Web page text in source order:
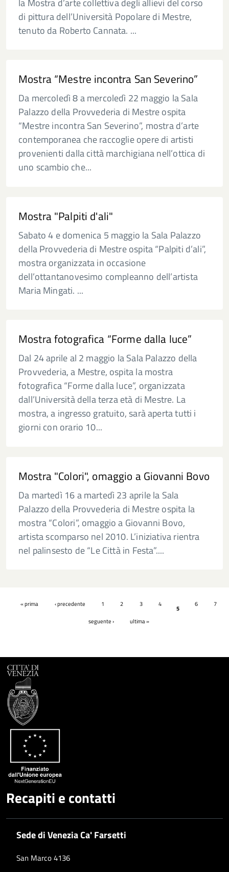
di pittura dell’Università Popolare di Mestre,
tenuto da Roberto Cannata. ...
Mostra “Mestre incontra San Severino”
Da mercoledì 8 a mercoledì 22 maggio la Sala
Palazzo della Provvederia di Mestre ospita
“Mestre incontra San Severino”, mostra d’arte
contemporanea che raccoglie opere di artisti
provenienti dalla città marchigiana nell’ottica di
uno scambio che...
Mostra "Palpiti d'ali"
Sabato 4 e domenica 5 maggio la Sala Palazzo
della Provvederia di Mestre ospita “Palpiti d’ali”,
mostra organizzata in occasione
dell’ottantanovesimo compleanno dell’artista
Maria Mingati. ...
Mostra fotografica “Forme dalla luce”
Dal 24 aprile al 2 maggio la Sala Palazzo della
Provvederia, a Mestre, ospita la mostra
fotografica “Forme dalla luce”, organizzata
dall’Università della terza età di Mestre. La
mostra, a ingresso gratuito, sarà aperta tutti i
giorni con orario 10...
Mostra "Colori", omaggio a Giovanni Bovo
Da martedì 16 a martedì 23 aprile la Sala
Palazzo della Provvederia di Mestre ospita la
mostra “Colori”, omaggio a Giovanni Bovo,
artista scomparso nel 2010. L’iniziativa rientra
nel palinsesto de “Le Città in Festa”....
Pagine« prima ‹ precedente 1 2 3 4
5
6 7
seguente › ultima »
Recapiti e contatti
Sede di Venezia Ca' Farsetti
San Marco 4136